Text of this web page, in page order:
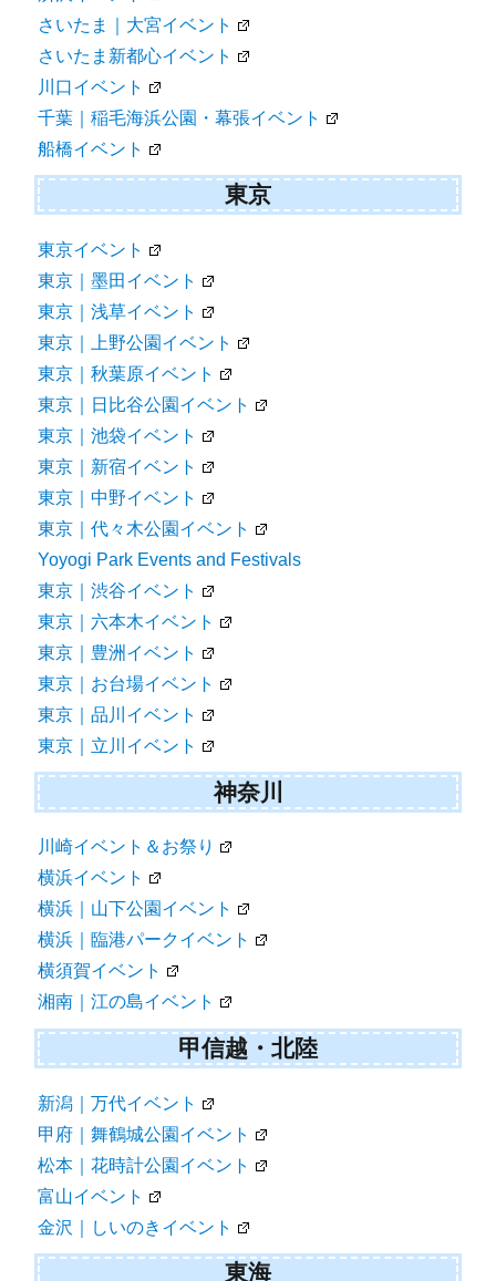
さいたま｜大宮イベント
さいたま新都心イベント
川口イベント
千葉｜稲毛海浜公園・幕張イベント
船橋イベント
東京
東京イベント
東京｜墨田イベント
東京｜浅草イベント
東京｜上野公園イベント
東京｜秋葉原イベント
東京｜日比谷公園イベント
東京｜池袋イベント
東京｜新宿イベント
東京｜中野イベント
東京｜代々木公園イベント
Yoyogi Park Events and Festivals
東京｜渋谷イベント
東京｜六本木イベント
東京｜豊洲イベント
東京｜お台場イベント
東京｜品川イベント
東京｜立川イベント
神奈川
川崎イベント＆お祭り
横浜イベント
横浜｜山下公園イベント
横浜｜臨港パークイベント
横須賀イベント
湘南｜江の島イベント
甲信越・北陸
新潟｜万代イベント
甲府｜舞鶴城公園イベント
松本｜花時計公園イベント
富山イベント
金沢｜しいのきイベント
東海